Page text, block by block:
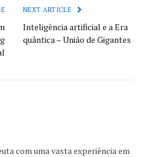
NEXT ARTICLE
Inteligência artificial e a Era
quântica – União de Gigantes
com uma vasta experiência em